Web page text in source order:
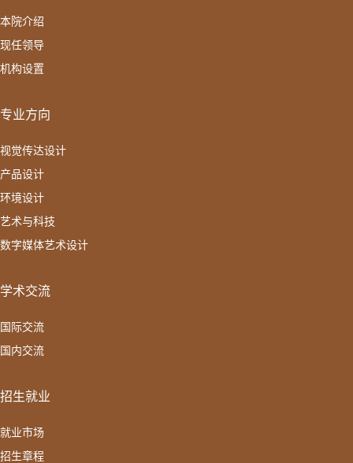
本院介绍
现任领导
机构设置
专业方向
视觉传达设计
产品设计
环境设计
艺术与科技
数字媒体艺术设计
学术交流
国际交流
国内交流
招生就业
就业市场
招生章程